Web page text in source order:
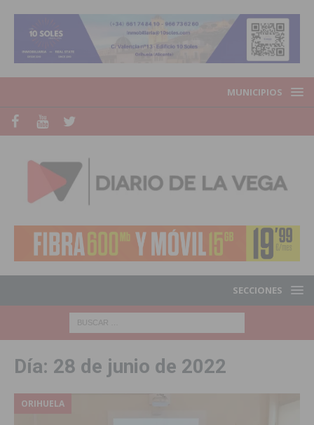
MUNICIPIOS
SECCIONES
Día: 28 de junio de 2022
ORIHUELA